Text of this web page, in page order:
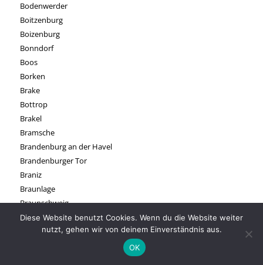
Bodenwerder
Boitzenburg
Boizenburg
Bonndorf
Boos
Borken
Brake
Bottrop
Brakel
Bramsche
Brandenburg an der Havel
Brandenburger Tor
Braniz
Braunlage
Braunschweig
Breitscheid
Bremen
Diese Website benutzt Cookies. Wenn du die Website weiter
nutzt, gehen wir von deinem Einverständnis aus.
OK